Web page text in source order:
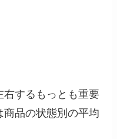
右するもっとも重要
品の状態別の平均